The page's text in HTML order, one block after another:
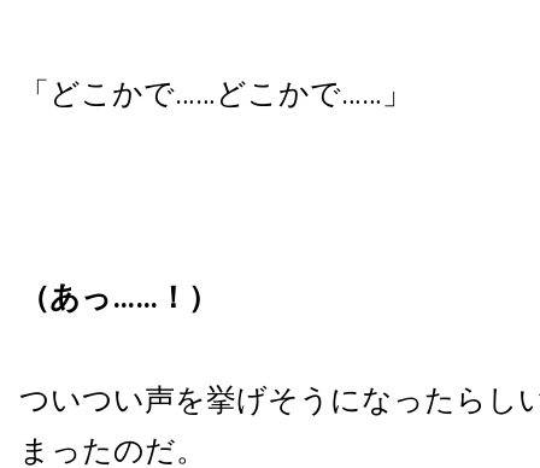
「どこかで……どこかで……」
（あっ……！）
ついつい声を挙げそうになったらし
まったのだ。